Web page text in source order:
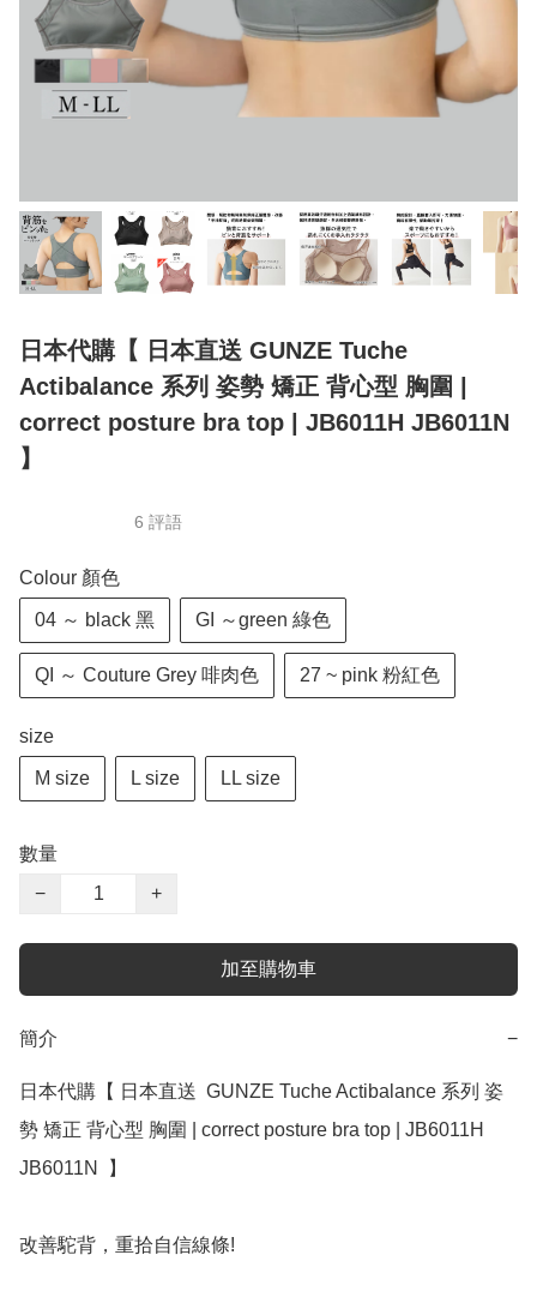
日本代購【 日本直送 GUNZE Tuche
Actibalance 系列 姿勢 矯正 背心型 胸圍 |
correct posture bra top | JB6011H JB6011N
】
6 評語
Colour 顏色
04 ～ black 黑 GI ～green 綠色
QI ～ Couture Grey 啡肉色 27 ~ pink 粉紅色
size
M size L size LL size
數量
−
+
加至購物車
簡介 −
日本代購【 日本直送  GUNZE Tuche Actibalance 系列 姿
勢 矯正 背心型 胸圍 | correct posture bra top | JB6011H
JB6011N  】 ﻿
改善駝背，重拾自信線條!